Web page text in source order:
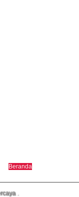
Beranda